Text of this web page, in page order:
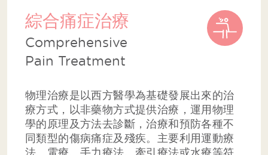
綜合痛症治療
Comprehensive
Pain Treatment
物理治療是以西方醫學為基礎發展出來的治
療方式，以非藥物方式提供治療，運用物理
學的原理及方法去診斷，治療和預防各種不
同類型的傷病痛症及殘疾。主要利用運動療